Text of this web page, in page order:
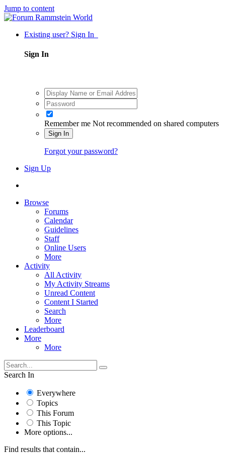
Jump to content
Existing user? Sign In
Sign In
Remember me Not recommended on shared computers
Sign In
Forgot your password?
Sign Up
Browse
Forums
Calendar
Guidelines
Staff
Online Users
More
Activity
All Activity
My Activity Streams
Unread Content
Content I Started
Search
More
Leaderboard
More
More
Search In
Everywhere
Topics
This Forum
This Topic
More options...
Find results that contain...